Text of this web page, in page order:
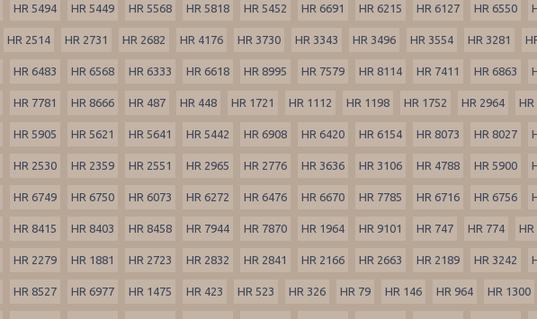
HR 5494 HR 5449 HR 5568 HR 5818 HR 5452 HR 6691 HR 6215 HR 6127 HR 6550
HR 2514 HR 2731 HR 2682 HR 4176 HR 3730 HR 3343 HR 3496 HR 3554 HR 3281
HR 6483 HR 6568 HR 6333 HR 6618 HR 8995 HR 7579 HR 8114 HR 7411 HR 6863
HR 7781 HR 8666 HR 487 HR 448 HR 1721 HR 1112 HR 1198 HR 1752 HR 2964 HR
HR 5905 HR 5621 HR 5641 HR 5442 HR 6908 HR 6420 HR 6154 HR 8073 HR 8027
HR 2530 HR 2359 HR 2551 HR 2965 HR 2776 HR 3636 HR 3106 HR 4788 HR 5900
HR 6749 HR 6750 HR 6073 HR 6272 HR 6476 HR 6670 HR 7785 HR 6716 HR 6756
HR 8415 HR 8403 HR 8458 HR 7944 HR 7870 HR 1964 HR 9101 HR 747 HR 774 HR
HR 2279 HR 1881 HR 2723 HR 2832 HR 2841 HR 2166 HR 2663 HR 2189 HR 3242
HR 8527 HR 6977 HR 1475 HR 423 HR 523 HR 326 HR 79 HR 146 HR 964 HR 1300